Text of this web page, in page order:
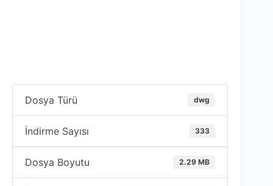
Dosya Türü dwg
İndirme Sayısı 333
Dosya Boyutu 2.29 MB